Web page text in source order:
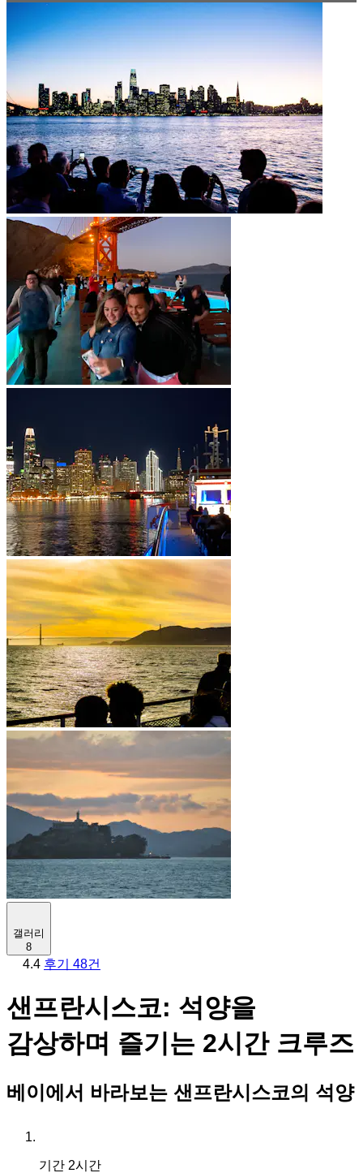
갤러리
8
4.4 후기 48건
샌프란시스코: 석양을
감상하며 즐기는 2시간 크루즈
베이에서 바라보는 샌프란시스코의 석양
기간 2시간